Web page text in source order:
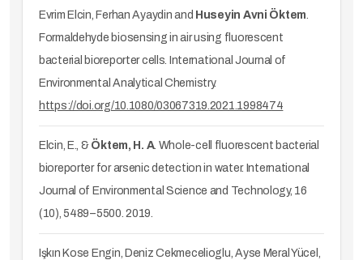
Evrim Elcin, Ferhan Ayaydin and Huseyin Avni Öktem.
Formaldehyde biosensing in air using fluorescent
bacterial bioreporter cells. International Journal of
Environmental Analytical Chemistry.
https://doi.org/10.1080/03067319.2021.1998474
Elcin, E., & Öktem, H. A. Whole-cell fluorescent bacterial
bioreporter for arsenic detection in water. International
Journal of Environmental Science and Technology, 16
(10), 5489–5500. 2019.
Işkın Kose Engin, Deniz Cekmecelioglu, Ayse Meral Yücel,